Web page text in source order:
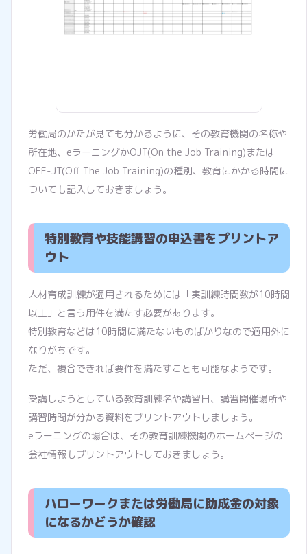
労働局のかたが見ても分かるように、その教育機関の名称や
所在地、eラーニングかOJT(On the Job Training)または
OFF-JT(Off The Job Training)の種別、教育にかかる時間に
ついても記入しておきましょう。
特別教育や技能講習の申込書をプリントア
ウト
人材育成訓練が適用されるためには「実訓練時間数が10時間
以上」と言う用件を満たす必要があります。
特別教育などは10時間に満たないものばかりなので適用外に
なりがちです。
ただ、複合できれば要件を満たすことも可能なようです。
受講しようとしている教育訓練名や講習日、講習開催場所や
講習時間が分かる資料をプリントアウトしましょう。
eラーニングの場合は、その教育訓練機関のホームページの
会社情報もプリントアウトしておきましょう。
ハローワークまたは労働局に助成金の対象
になるかどうか確認